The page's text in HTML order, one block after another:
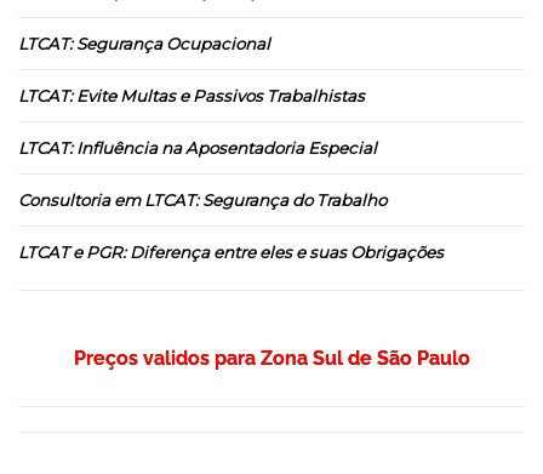
LTCAT: Segurança Ocupacional
LTCAT: Evite Multas e Passivos Trabalhistas
LTCAT: Influência na Aposentadoria Especial
Consultoria em LTCAT: Segurança do Trabalho
LTCAT e PGR: Diferença entre eles e suas Obrigações
Preços validos para Zona Sul de São Paulo